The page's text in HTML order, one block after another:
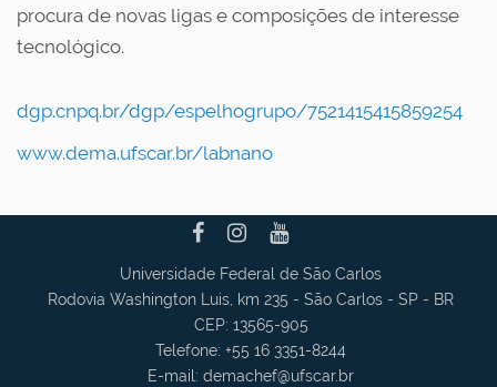
procura de novas ligas e composições de interesse
tecnológico.
dgp.cnpq.br/dgp/espelhogrupo/7521415415859254
www.dema.ufscar.br/labnano
Universidade Federal de São Carlos
Rodovia Washington Luis, km 235 - São Carlos - SP - BR
CEP: 13565-905
Telefone: +55 16 3351-8244
E-mail: demachef@ufscar.br